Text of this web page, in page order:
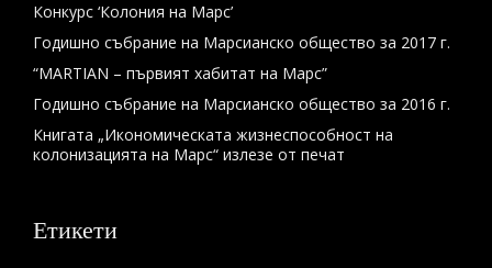
Конкурс ‘Колония на Марс’
Годишно събрание на Марсианско общество за 2017 г.
“MARTIAN – първият хабитат на Марс”
Годишно събрание на Марсианско общество за 2016 г.
Книгата „Икономическата жизнеспособност на
колонизацията на Марс“ излезе от печат
Етикети